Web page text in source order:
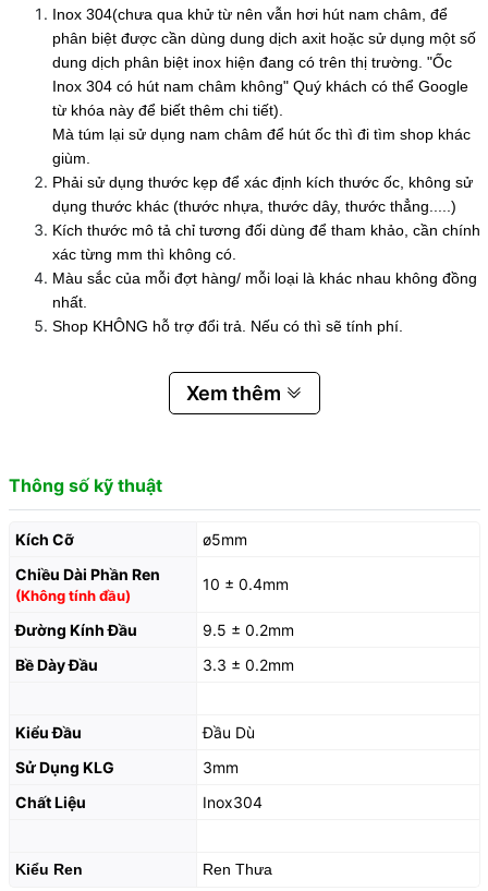
Inox 304(chưa qua khử từ nên vẫn hơi hút nam châm, để
phân biệt được cần dùng dung dịch axit hoặc sử dụng một số
dung dịch phân biệt inox hiện đang có trên thị trường. "Ốc
Inox 304 có hút nam châm không" Quý khách có thể Google
từ khóa này để biết thêm chi tiết).
Mà túm lại sử dụng nam châm để hút ốc thì đi tìm shop khác
giùm.
Phải sử dụng thước kẹp để xác định kích thước ốc, không sử
dụng thước khác (thước nhựa, thước dây, thước thẳng.....)
Kích thước mô tả chỉ tương đối dùng để tham khảo, cần chính
xác từng mm thì không có.
Màu sắc của mỗi đợt hàng/ mỗi loại là khác nhau không đồng
nhất.
Shop KHÔNG hỗ trợ đổi trả. Nếu có thì sẽ tính phí.
Xem thêm
Thông số kỹ thuật
Kích Cỡ
ø5mm
Chiều Dài Phần Ren
(Không tính đầu)
10 ± 0.4mm
Đường Kính Đầu
9.5 ± 0.2mm
Bề Dày Đầu
3.3 ± 0.2mm
Kiểu Đầu
Đầu Dù
Sử Dụng KLG
3mm
Chất Liệu
Inox304
Kiểu Ren Ren Thưa